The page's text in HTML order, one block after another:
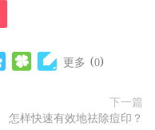
更多 (0)
下一篇
怎样快速有效地祛除痘印？